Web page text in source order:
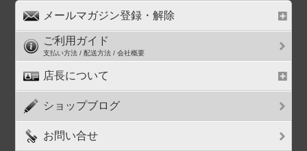
メールマガジン登録・解除
ご利用ガイド
支払い方法 / 配送方法 / 会社概要
店長について
ショップブログ
お問い合せ